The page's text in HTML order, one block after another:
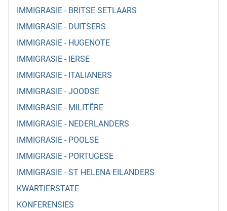
IMMIGRASIE - BRITSE SETLAARS
IMMIGRASIE - DUITSERS
IMMIGRASIE - HUGENOTE
IMMIGRASIE - IERSE
IMMIGRASIE - ITALIANERS
IMMIGRASIE - JOODSE
IMMIGRASIE - MILITÊRE
IMMIGRASIE - NEDERLANDERS
IMMIGRASIE - POOLSE
IMMIGRASIE - PORTUGESE
IMMIGRASIE - ST HELENA EILANDERS
KWARTIERSTATE
KONFERENSIES